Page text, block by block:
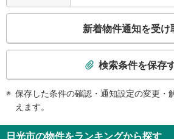
検
知
新着物件通知を受け
検索条件を保存
保存した条件の確認・通知設定の変更・
えます。
日光市の物件をランキングから探す